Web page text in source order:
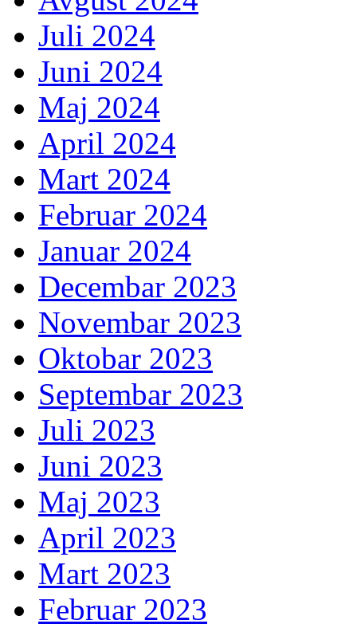
Juli 2024
Juni 2024
Maj 2024
April 2024
Mart 2024
Februar 2024
Januar 2024
Decembar 2023
Novembar 2023
Oktobar 2023
Septembar 2023
Juli 2023
Juni 2023
Maj 2023
April 2023
Mart 2023
Februar 2023